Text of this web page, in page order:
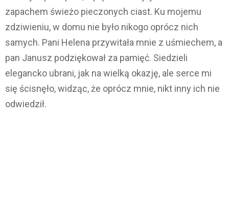
zapachem świeżo pieczonych ciast. Ku mojemu
zdziwieniu, w domu nie było nikogo oprócz nich
samych. Pani Helena przywitała mnie z uśmiechem, a
pan Janusz podziękował za pamięć. Siedzieli
elegancko ubrani, jak na wielką okazję, ale serce mi
się ścisnęło, widząc, że oprócz mnie, nikt inny ich nie
odwiedził.